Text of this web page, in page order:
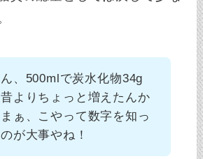
、500mlで炭水化物34g
よりちょっと増えたんか
ぁ、こやって数字を知っ
が大事やね！